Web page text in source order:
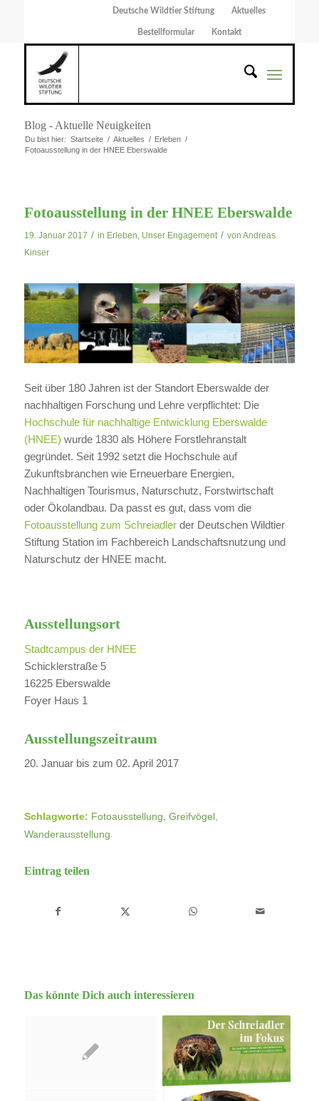
Deutsche Wildtier Stiftung Aktuelles
Bestellformular Kontakt
Blog - Aktuelle Neuigkeiten
Du bist hier: Startseite / Aktuelles / Erleben /
Fotoausstellung in der HNEE Eberswalde
Fotoausstellung in der HNEE Eberswalde
19. Januar 2017 / in Erleben, Unser Engagement / von Andreas
Kinser
Seit über 180 Jahren ist der Standort Eberswalde der
nachhaltigen Forschung und Lehre verpflichtet: Die
Hochschule für nachhaltige Entwicklung Eberswalde
(HNEE) wurde 1830 als Höhere Forstlehranstalt
gegründet. Seit 1992 setzt die Hochschule auf
Zukunftsbranchen wie Erneuerbare Energien,
Nachhaltigen Tourismus, Naturschutz, Forstwirtschaft
oder Ökolandbau. Da passt es gut, dass vom die
Fotoausstellung zum Schreiadler der Deutschen Wildtier
Stiftung Station im Fachbereich Landschaftsnutzung und
Naturschutz der HNEE macht.
Ausstellungsort
Stadtcampus der HNEE
Schicklerstraße 5
16225 Eberswalde
Foyer Haus 1
Ausstellungszeitraum
20. Januar bis zum 02. April 2017
Schlagworte: Fotoausstellung Greifvögel
Wanderausstellung
Eintrag teilen
Das könnte Dich auch interessieren